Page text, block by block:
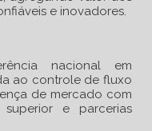
e inovadores.
nacional em
ao controle de fluxo
de mercado com
e parcerias